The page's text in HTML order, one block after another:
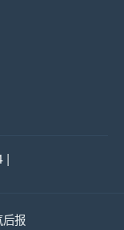
|
报